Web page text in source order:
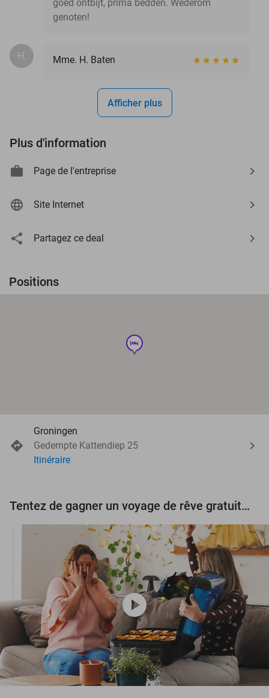
goed ontbijt, prima bedden. Wederom
genoten!
H. Mme. H. Baten
Afficher plus
Plus d'information
Page de l'entreprise
Site Internet
Partagez ce deal
Positions
hotel
Groningen
Gedempte Kattendiep 25
Itinéraire
Tentez de gagner un voyage de rêve gratuit d'une valeur de 3.000 € !
play_circle